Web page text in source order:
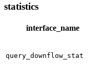
statistics
interface_name
query_downflow_stat